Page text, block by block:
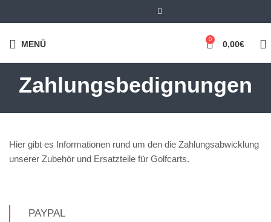
MENÜ 0 0,00€
Zahlungsbedignungen
Hier gibt es Informationen rund um den die Zahlungsabwicklung
unserer Zubehör und Ersatzteile für Golfcarts.
PAYPAL